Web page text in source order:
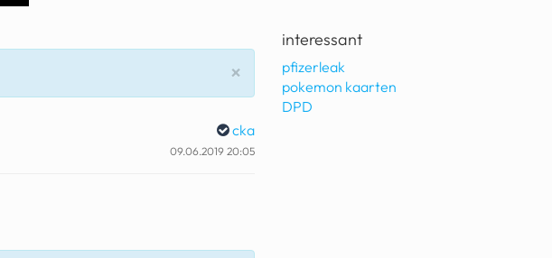
×Sluiten
cka
09.06.2019 20:05
interessant
pfizerleak
pokemon kaarten
DPD